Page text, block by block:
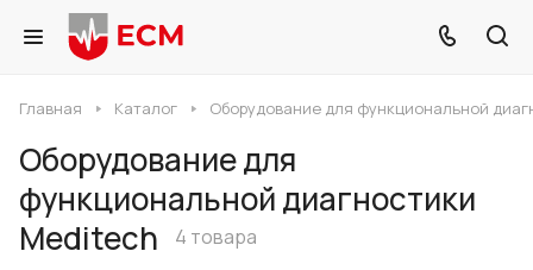
Главная Каталог Оборудование для функциональной
Оборудование для
функциональной диагностики
Meditech
4 товара